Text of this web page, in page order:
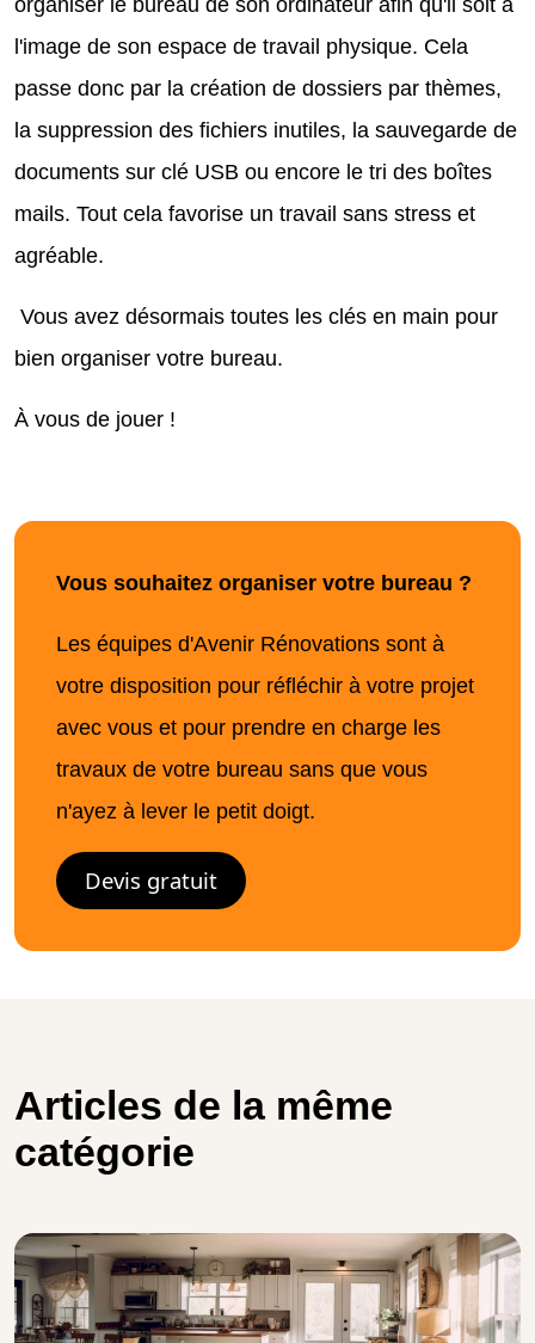
organiser le bureau de son ordinateur afin qu'il soit à
l'image de son espace de travail physique. Cela
passe donc par la création de dossiers par thèmes,
la suppression des fichiers inutiles, la sauvegarde de
documents sur clé USB ou encore le tri des boîtes
mails. Tout cela favorise un travail sans stress et
agréable.
Vous avez désormais toutes les clés en main pour
bien organiser votre bureau.
À vous de jouer !
Vous souhaitez organiser votre bureau ?
Les équipes d'Avenir Rénovations sont à
votre disposition pour réfléchir à votre projet
avec vous et pour prendre en charge les
travaux de votre bureau sans que vous
n'ayez à lever le petit doigt.
Devis gratuit
Articles de la même
catégorie